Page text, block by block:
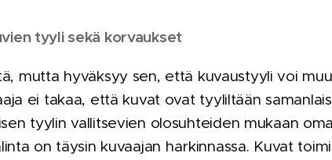
tyyli sekä korvaukset
mutta hyväksyy sen, että kuvaustyyli voi
ei takaa, että kuvat ovat tyyliltään
tyylin vallitsevien olosuhteiden mukaan
on täysin kuvaajan harkinnassa. Kuvat